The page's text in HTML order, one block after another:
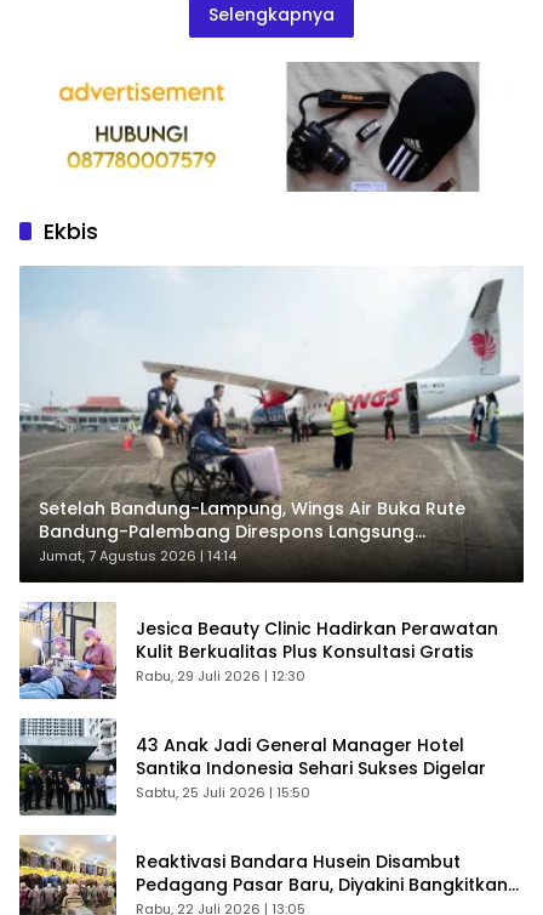
Selengkapnya
Ekbis
Setelah Bandung-Lampung, Wings Air Buka Rute
Bandung-Palembang Direspons Langsung
Penumpang
Jumat, 7 Agustus 2026 | 14:14
Jesica Beauty Clinic Hadirkan Perawatan
Kulit Berkualitas Plus Konsultasi Gratis
Rabu, 29 Juli 2026 | 12:30
43 Anak Jadi General Manager Hotel
Santika Indonesia Sehari Sukses Digelar
Sabtu, 25 Juli 2026 | 15:50
Reaktivasi Bandara Husein Disambut
Pedagang Pasar Baru, Diyakini Bangkitkan
Kembali Ekonomi Bandung
Rabu, 22 Juli 2026 | 13:05